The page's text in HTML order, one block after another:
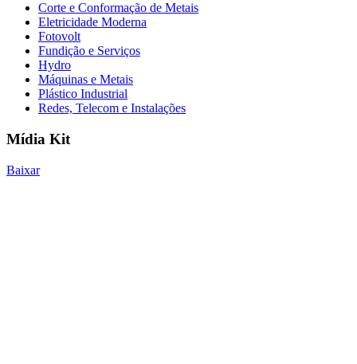
Corte e Conformação de Metais
Eletricidade Moderna
Fotovolt
Fundição e Serviços
Hydro
Máquinas e Metais
Plástico Industrial
Redes, Telecom e Instalações
Mídia Kit
Baixar